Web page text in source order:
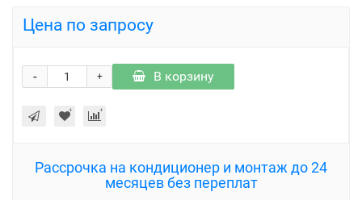
Цена по запросу
+
- В корзину
Рассрочка на кондиционер и монтаж до 24
месяцев без переплат